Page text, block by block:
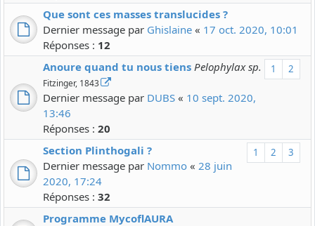
Que sont ces masses translucides ?
Dernier message par Ghislaine « 17 oct. 2020, 10:01
Réponses : 12
1 2
Anoure quand tu nous tiens Pelophylax sp.
Fitzinger, 1843
Dernier message par DUBS « 10 sept. 2020,
13:46
Réponses : 20
1 2 3
Section Plinthogali ?
Dernier message par Nommo « 28 juin
2020, 17:24
Réponses : 32
Programme MycoflAURA